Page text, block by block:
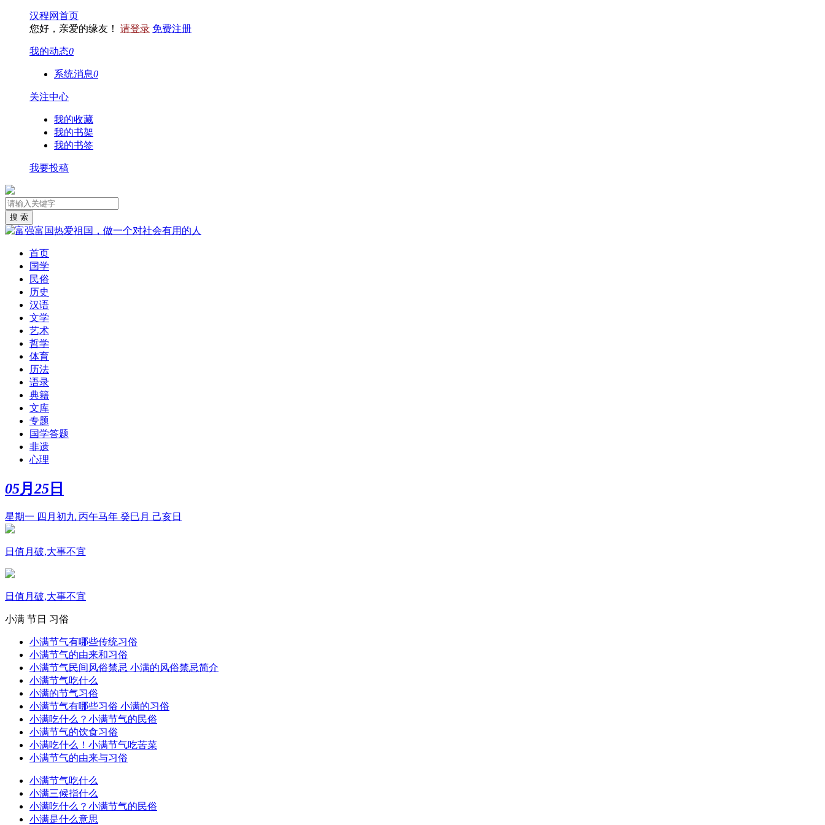
汉程网首页
您好，亲爱的缘友！ 请登录 免费注册
我的动态0
系统消息0
关注中心
我的收藏
我的书架
我的书签
我要投稿
首页
国学
民俗
历史
汉语
文学
艺术
哲学
体育
历法
语录
典籍
文库
专题
国学答题
非遗
心理
05月 25 日
星期一 四月初九 丙午马年 癸巳月 己亥日
日值月破,大事不宜
日值月破,大事不宜
小满 节日 习俗
小满节气有哪些传统习俗
小满节气的由来和习俗
小满节气民间风俗禁忌 小满的风俗禁忌简介
小满节气吃什么
小满的节气习俗
小满节气有哪些习俗 小满的习俗
小满吃什么？小满节气的民俗
小满节气的饮食习俗
小满吃什么！小满节气吃苦菜
小满节气的由来与习俗
小满节气吃什么
小满三候指什么
小满吃什么？小满节气的民俗
小满是什么意思